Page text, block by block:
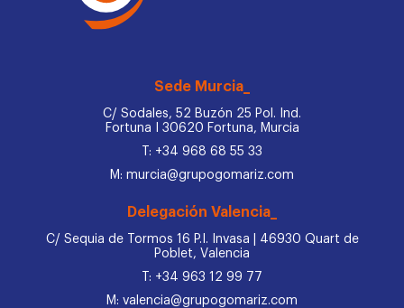
Sede Murcia_
C/ Sodales, 52 Buzón 25 Pol. Ind.
Fortuna I 30620 Fortuna, Murcia
T: +34 968 68 55 33
M: murcia@grupogomariz.com
Delegación Valencia_
C/ Sequia de Tormos 16 P.I. Invasa | 46930 Quart de
Poblet, Valencia
T: +34 963 12 99 77
M: valencia@grupogomariz.com